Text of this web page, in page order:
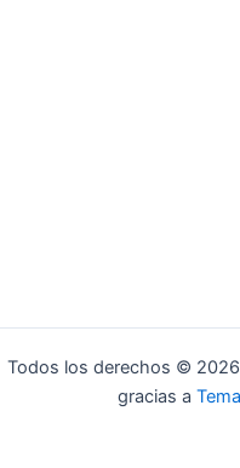
Todos los derechos © 2026
gracias a